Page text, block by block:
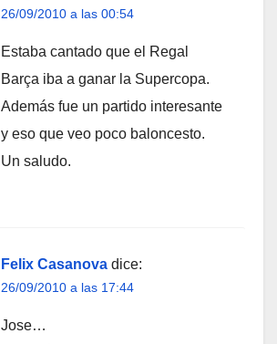
26/09/2010 a las 00:54
Estaba cantado que el Regal
Barça iba a ganar la Supercopa.
Además fue un partido interesante
y eso que veo poco baloncesto.
Un saludo.
Felix Casanova dice:
26/09/2010 a las 17:44
Jose…